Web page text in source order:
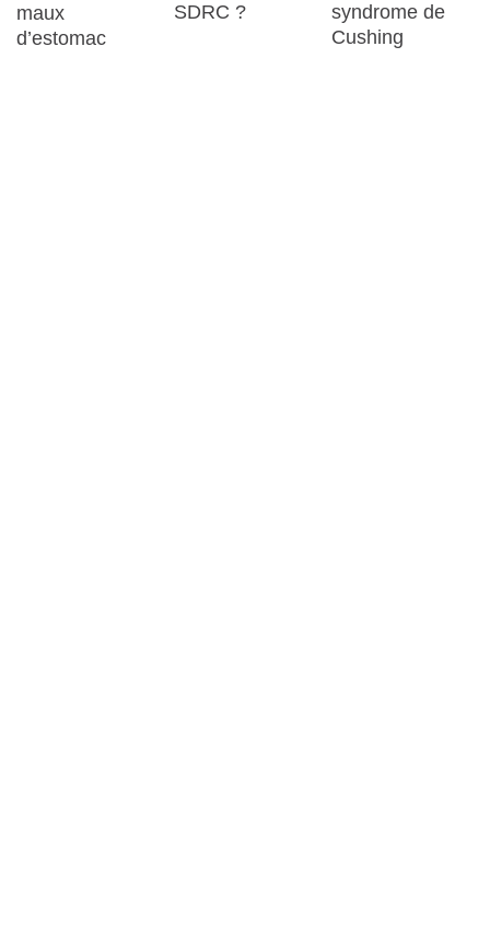
maux
d’estomac
SDRC ?
syndrome de
Cushing